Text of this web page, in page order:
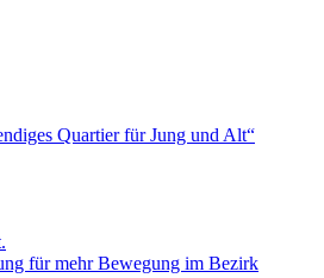
Quartier für Jung und Alt“
für mehr Bewegung im Bezirk